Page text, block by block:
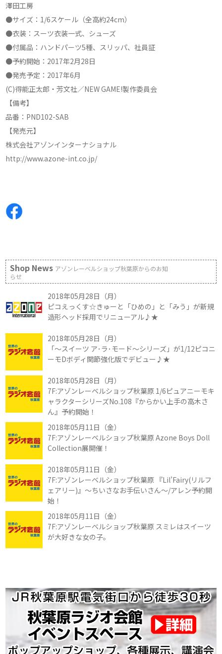
澤田工房
●サイズ：1/6スケール（全高約24cm）
●衣装：スーツ衣装一式、シューズ
●付属品：ハンドパーツ5種、スリッパ、社員証
●予約開始：2017年2月28日
●発売予定：2017年6月
(C)得能正太郎・芳文社／NEW GAME!製作委員会
【備考】
品番：PND102-SAB
【発売元】
株式会社アゾンインターナショナル
http://www.azone-int.co.jp/
Shop News アゾンレーベルショップ秋葉原からのお知
らせ
2018年05月28日（月）
ピコえっくす☆きゅーと「ひめの」と「みう」が新規
造形ヘッド採用でリニューアル♪★
2018年05月28日（月）
「～スイーツ ア･ラ･モード～シリーズ」が1/12ピコニ
ーモDボディ関節強化版でデビュー♪★
2018年05月28日（月）
7F:アゾンレーベルショップ秋葉原 1/6ピュアニーモキ
ャラクターシリーズNo.108『からかい上手の高木さ
ん』予約開始！
2018年05月11日（金）
7F:アゾンレーベルショップ秋葉原 Azone Boys Doll
Collection展開催！
2018年05月11日（金）
7F:アゾンレーベルショップ秋葉原 『Lil’Fairy(リルフ
ェアリー)』～ちいさなお手伝いさん～/アレン予約開
始！
2018年05月11日（金）
7F:アゾンレーベルショップ秋葉原 スミレはスイーツ
が大好きな女の子。